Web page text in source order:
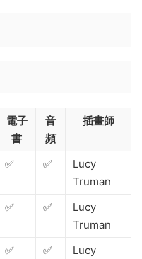
電子
書
音
頻
插畫師
✅ ✅
Lucy
Truman
✅ ✅
Lucy
Truman
✅ ✅
Lucy